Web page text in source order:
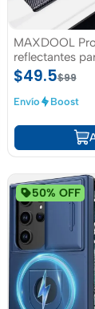
MAXDOOL
reflectantes
puerta de
Chevrolet
$49.5$99
Envío Boost
50% OFF